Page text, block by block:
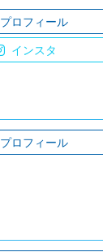
プロフィール
インスタ
プロフィール